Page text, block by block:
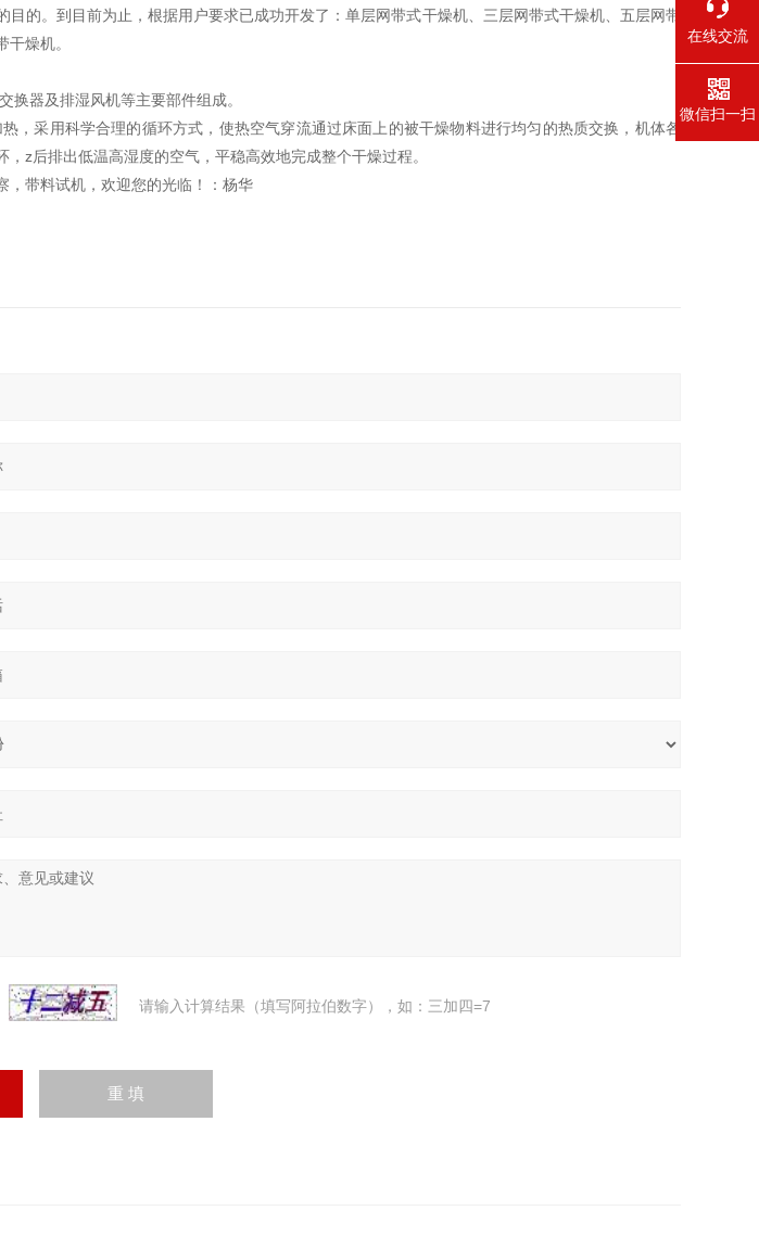
的。到目前为止，根据用户要求已成功开发了：单层网带式干燥机、三层网带式干燥机、五层网带
燥机。
器及排湿风机等主要部件组成。
，采用科学合理的循环方式，使热空气穿流通过床面上的被干燥物料进行均匀的热质交换，机体各
z后排出低温高湿度的空气，平稳高效地完成整个干燥过程。
，带料试机，欢迎您的光临！：杨华
请输入计算结果（填写阿拉伯数字），如：三加四=7
在线交流
微信扫一扫